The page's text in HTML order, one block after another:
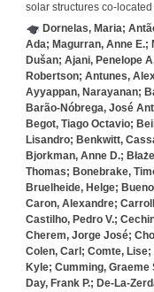
solar structures co-
Dornelas, Maria;
Ada; Magurran, Anne E.;
Dušan; Ajani, Penelope
Robertson; Antunes,
Ayyappan, Narayanan;
Barão‐Nóbrega, José
Begot, Tiago Octavio;
Lisandro; Benkwitt,
Bjorkman, Anne D.;
Thomas; Bonebrake,
Bruelheide, Helge;
Caron, Alexandre;
Castilho, Pedro V.;
Cherem, Jorge José;
Colen, Carl; Comte,
Kyle; Cumming,
Day, Frank P.;